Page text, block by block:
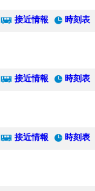
接近情報 時刻表
接近情報 時刻表
接近情報 時刻表